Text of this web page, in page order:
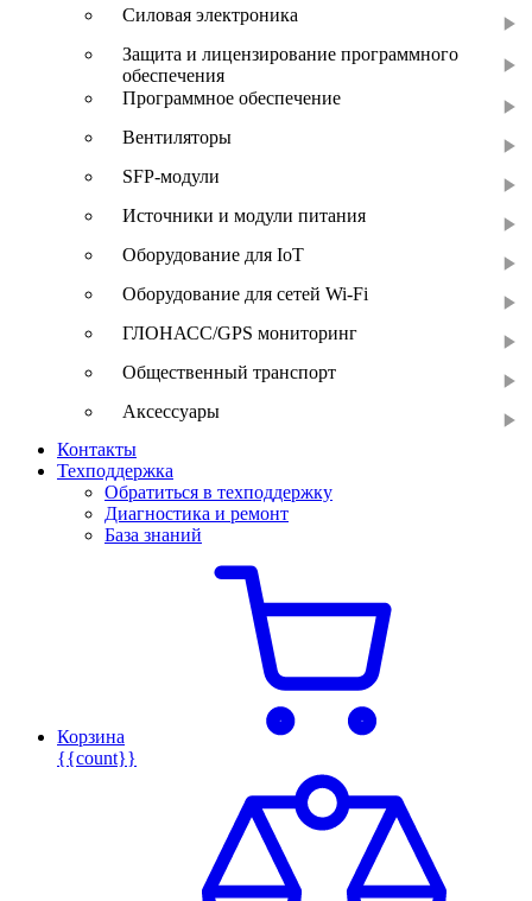
Силовая электроника
Защита и лицензирование программного
обеспечения
Программное обеспечение
Вентиляторы
SFP-модули
Источники и модули питания
Оборудование для IoT
Оборудование для сетей Wi-Fi
ГЛОНАСС/GPS мониторинг
Общественный транспорт
Аксессуары
Контакты
Техподдержка
Обратиться в техподдержку
Диагностика и ремонт
База знаний
Корзина
{{count}}